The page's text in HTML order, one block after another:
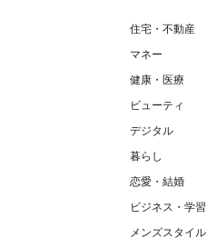
住宅・不動産
マネー
健康・医療
ビューティ
デジタル
暮らし
恋愛・結婚
ビジネス・学習
メンズスタイル